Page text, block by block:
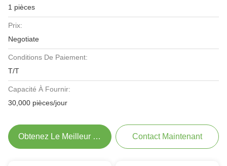
1 pièces
Prix:
Negotiate
Conditions De Paiement:
T/T
Capacité À Fournir:
30,000 pièces/jour
Obtenez Le Meilleur Prix Contact Maintenant